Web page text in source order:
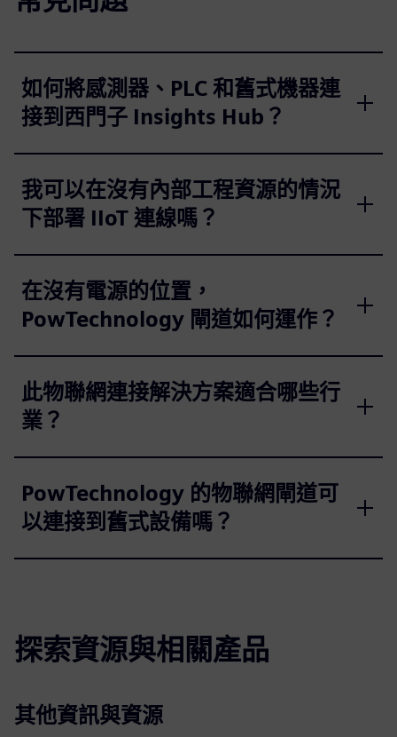
如何將感測器、PLC 和舊式機器連
接到西門子 Insights Hub？
我可以在沒有內部工程資源的情況
下部署 IIoT 連線嗎？
在沒有電源的位置，
PowTechnology 閘道如何運作？
此物聯網連接解決方案適合哪些行
業？
PowTechnology 的物聯網閘道可
以連接到舊式設備嗎？
探索資源與相關產品
其他資訊與資源